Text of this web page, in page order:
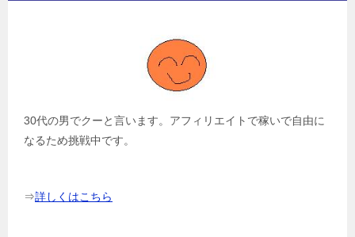
30代の男でクーと言います。アフィリエイトで稼いで自由に
なるため挑戦中です。
⇒詳しくはこちら